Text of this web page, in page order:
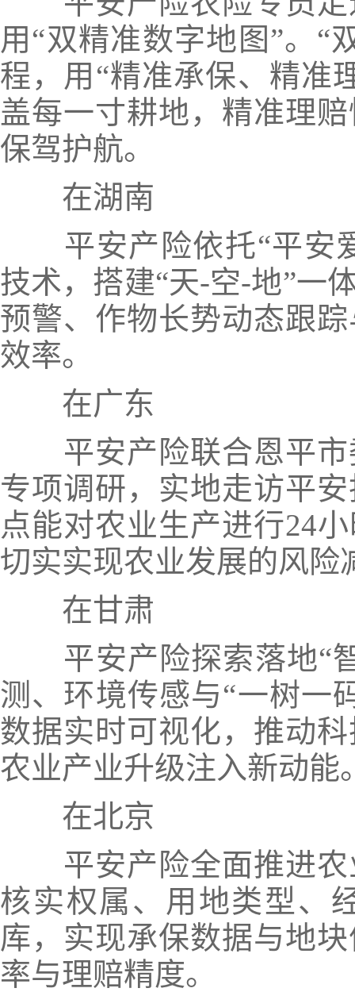
用“双精准数字地图”。“
程，用“精准承保、精准
盖每一寸耕地，精准理
保驾护航。
在湖南
平安产险依托“平安
技术，搭建“天-空-地”一
预警、作物长势动态跟
效率。
在广东
平安产险联合恩平
专项调研，实地走访平
点能对农业生产进行24
切实实现农业发展的风险
在甘肃
平安产险探索落地“
测、环境传感与“一树一
数据实时可视化，推动
农业产业升级注入新动能
在北京
平安产险全面推进
核实权属、用地类型、
库，实现承保数据与地
率与理赔精度。